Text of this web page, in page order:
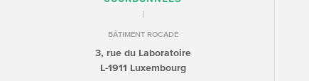
BÂTIMENT ROCADE
3, rue du Laboratoire
L-1911 Luxembourg